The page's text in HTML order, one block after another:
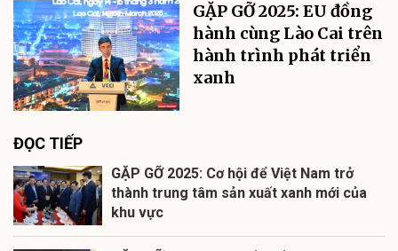
GẶP GỠ 2025: EU đồng
hành cùng Lào Cai trên
hành trình phát triển
xanh
ĐỌC TIẾP
GẶP GỠ 2025: Cơ hội để Việt Nam trở
thành trung tâm sản xuất xanh mới của
khu vực